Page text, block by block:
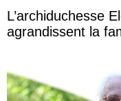
L’archiduchesse
agrandissent la